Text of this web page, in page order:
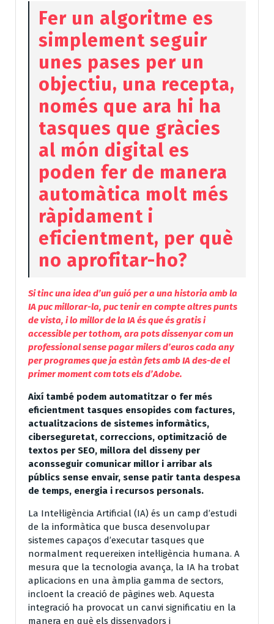
Fer un algoritme es
simplement seguir
unes pases per un
objectiu, una recepta,
només que ara hi ha
tasques que gràcies
al món digital es
poden fer de manera
automàtica molt més
ràpidament i
eficientment, per què
no aprofitar-ho?
Si tinc una idea d’un guió per a una historia amb la
IA puc millorar-la, puc tenir en compte altres punts
de vista, i lo millor de la IA és que és gratis i
accessible per tothom, ara pots dissenyar com un
professional sense pagar milers d’euros cada any
per programes que ja estàn fets amb IA des-de el
primer moment com tots els d’Adobe.
Així també podem automatitzar o fer més
eficientment tasques ensopides com factures,
actualitzacions de sistemes informàtics,
ciberseguretat, correccions, optimització de
textos per SEO, millora del disseny per
aconsseguir comunicar millor i arribar als
públics sense envair, sense patir tanta despesa
de temps, energia i recursos personals.
La Intel·ligència Artificial (IA) és un camp d’estudi
de la informàtica que busca desenvolupar
sistemes capaços d’executar tasques que
normalment requereixen intel·ligència humana. A
mesura que la tecnologia avança, la IA ha trobat
aplicacions en una àmplia gamma de sectors,
incloent la creació de pàgines web. Aquesta
integració ha provocat un canvi significatiu en la
manera en què els dissenyadors i